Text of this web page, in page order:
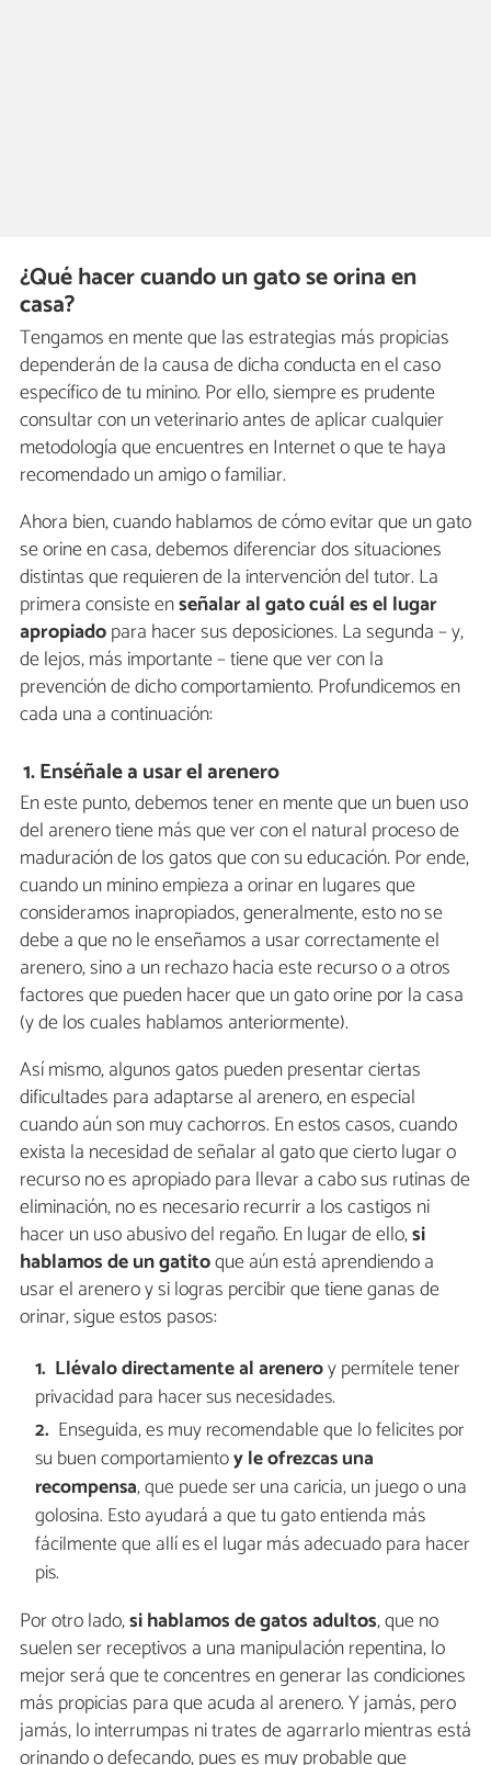
¿Qué hacer cuando un gato se orina en
casa?
Tengamos en mente que las estrategias más propicias
dependerán de la causa de dicha conducta en el caso
específico de tu minino. Por ello, siempre es prudente
consultar con un veterinario antes de aplicar cualquier
metodología que encuentres en Internet o que te haya
recomendado un amigo o familiar.
Ahora bien, cuando hablamos de cómo evitar que un gato
se orine en casa, debemos diferenciar dos situaciones
distintas que requieren de la intervención del tutor. La
primera consiste enseñalar al gato cuál es el lugar
apropiadopara hacer sus deposiciones. La segunda – y,
de lejos, más importante – tiene que ver con la
prevención de dicho comportamiento. Profundicemos en
cada una a continuación:
1. Enséñale a usar el arenero
En este punto, debemos tener en mente que un buen uso
del arenero tiene más que ver con el natural proceso de
maduración de los gatos que con su educación. Por ende,
cuando un minino empieza a orinar en lugares que
consideramos inapropiados, generalmente, esto no se
debe a que no le enseñamos a usar correctamente el
arenero, sino a un rechazo hacia este recurso o a otros
factores que pueden hacer que un gato orine por la casa
(y de los cuales hablamos anteriormente).
Así mismo, algunos gatos pueden presentar ciertas
dificultades para adaptarse al arenero, en especial
cuando aún son muy cachorros. En estos casos, cuando
exista la necesidad de señalar al gato que cierto lugar o
recurso no es apropiado para llevar a cabo sus rutinas de
eliminación, no es necesario recurrir a los castigos ni
hacer un uso abusivo del regaño. En lugar de ello,si
hablamos de un gatitoque aún está aprendiendo a
usar el arenero y si logras percibir que tiene ganas de
orinar, sigue estos pasos:
Llévalo directamente al areneroy permítele tener
privacidad para hacer sus necesidades.
Enseguida, es muy recomendable que lo felicites por
su buen comportamientoy le ofrezcas una
recompensa, que puede ser una caricia, un juego o una
golosina. Esto ayudará a que tu gato entienda más
fácilmente que allí es el lugar más adecuado para hacer
pis.
Por otro lado,si hablamos de gatos adultos, que no
suelen ser receptivos a una manipulación repentina, lo
mejor será que te concentres en generar las condiciones
más propicias para que acuda al arenero. Y jamás, pero
jamás, lo interrumpas ni trates de agarrarlo mientras está